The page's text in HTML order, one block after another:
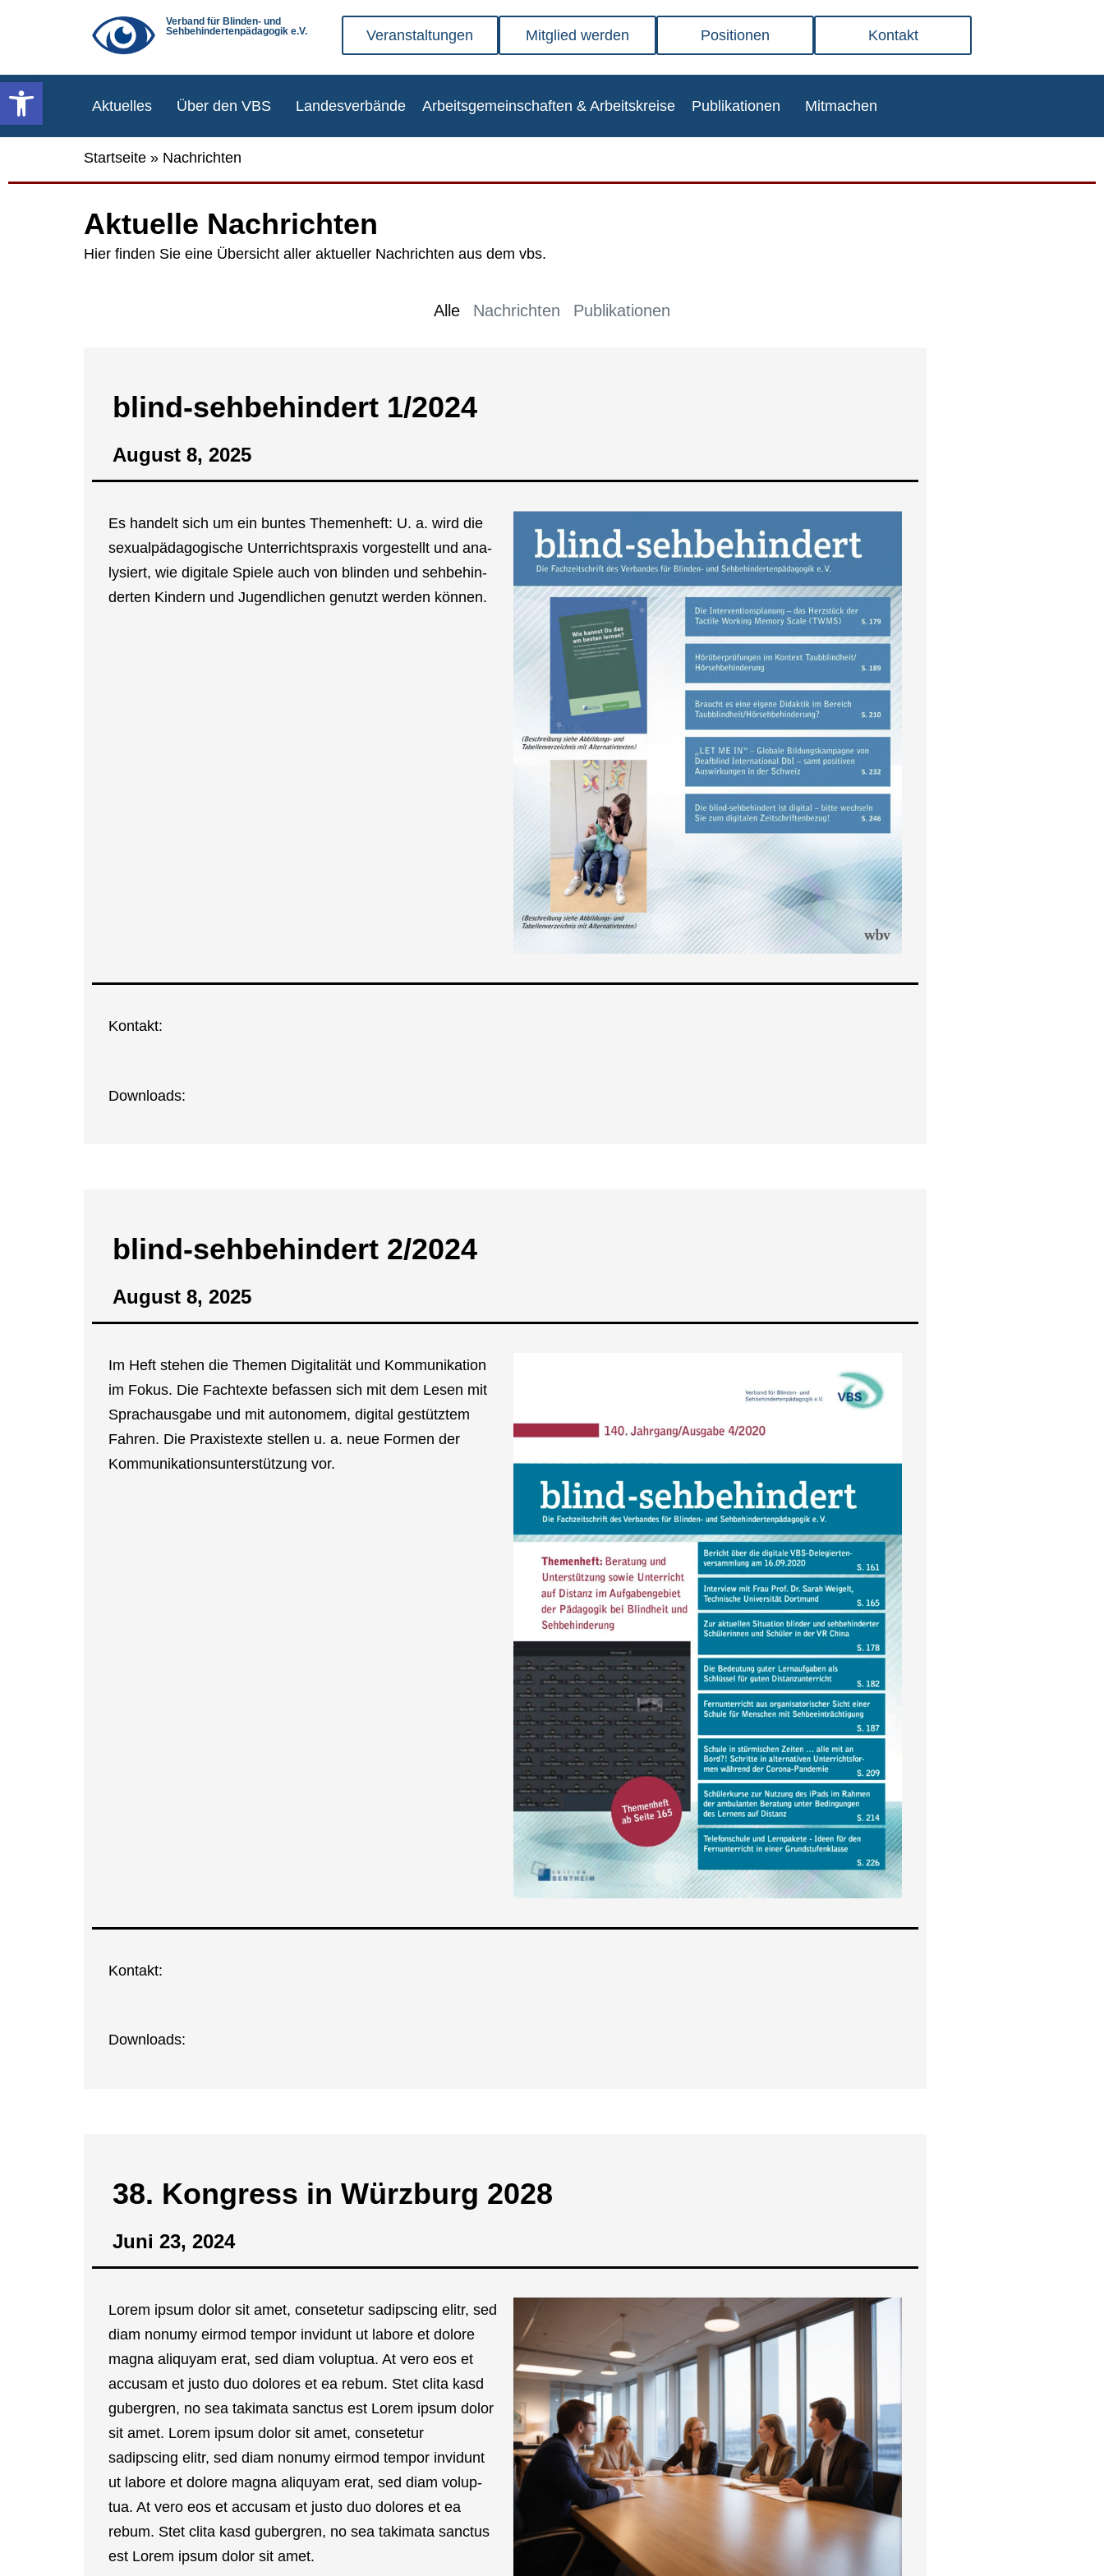
Werkzeugleiste öffnen
Verband für Blinden- und
Sehbehindertenpädagogik e.V.
Veranstaltungen Mitglied werden Positionen Kontakt
Aktu­el­les Über den VBS Lan­des­ver­bän­de Arbeits­ge­mein­schaf­ten & Arbeits­krei­se Publi­ka­tio­nen Mit­ma­chen
Startseite » Nachrichten
Aktu­el­le Nach­rich­ten
Hier fin­den Sie eine Über­sicht aller aktu­el­ler Nach­rich­ten aus dem vbs.
Nachrichten Publikationen
Alle
blind-seh­­be­hin­­dert 1/2024
August 8, 2025
Es han­delt sich um ein bun­tes The­men­heft: U. a. wird die
sexu­al­päd­ago­gi­sche Unter­richts­pra­xis vor­ge­stellt und ana­
ly­siert, wie digi­ta­le Spie­le auch von blin­den und seh­be­hin­
der­ten Kin­dern und Jugend­li­chen genutzt wer­den kön­nen.
Kon­takt:
Down­loads:
blind-seh­­be­hin­­dert 2/2024
August 8, 2025
Im Heft ste­hen die The­men Digi­ta­li­tät und Kom­mu­ni­ka­ti­on
im Fokus. Die Fach­tex­te befas­sen sich mit dem Lesen mit
Sprach­aus­ga­be und mit auto­no­mem, digi­tal gestütz­tem
Fah­ren. Die Pra­xis­tex­te stel­len u. a. neue For­men der
Kom­mu­ni­ka­ti­ons­un­ter­stüt­zung vor.
Kon­takt:
Down­loads:
38. Kon­gress in Würz­burg 2028
Juni 23, 2024
Lorem ipsum dolor sit amet, con­sete­tur sadipscing elitr, sed
diam nonumy eirm­od tem­por invidunt ut labo­re et dolo­re
magna ali­quyam erat, sed diam volup­tua. At vero eos et
accu­sam et jus­to duo dolo­res et ea rebum. Stet cli­ta kasd
guber­gren, no sea taki­ma­ta sanc­tus est Lorem ipsum dolor
sit amet. Lorem ipsum dolor sit amet, con­sete­tur
sadipscing elitr, sed diam nonumy eirm­od tem­por invidunt
ut labo­re et dolo­re magna ali­quyam erat, sed diam volup­
tua. At vero eos et accu­sam et jus­to duo dolo­res et ea
rebum. Stet cli­ta kasd guber­gren, no sea taki­ma­ta sanc­tus
est Lorem ipsum dolor sit amet.